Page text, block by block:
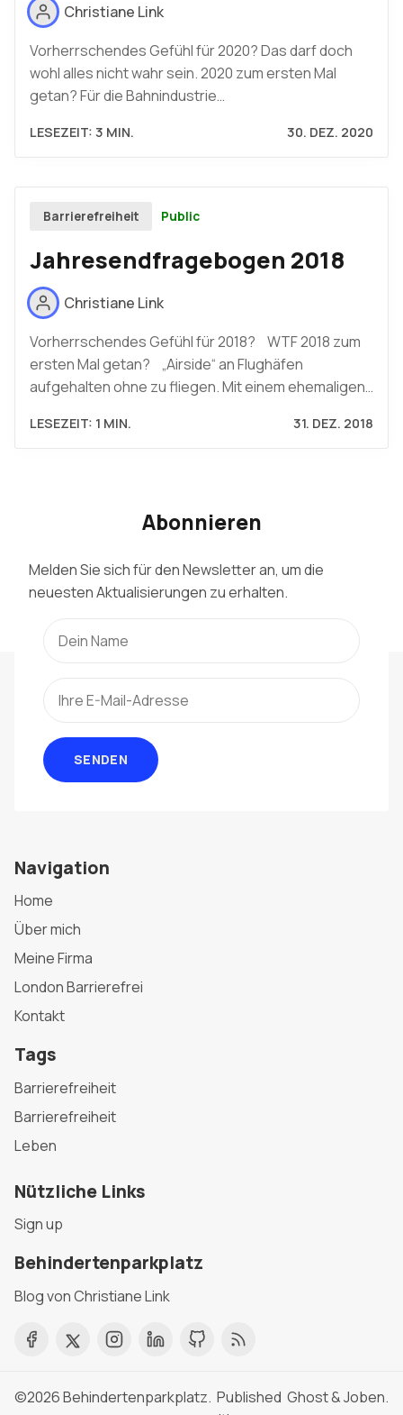
Christiane Link
Vorherrschendes Gefühl für 2020? Das darf doch
wohl alles nicht wahr sein. 2020 zum ersten Mal
getan? Für die Bahnindustrie…
LESEZEIT: 3 MIN. 30. DEZ. 2020
Barrierefreiheit Public
Jahresendfragebogen 2018
Christiane Link
Vorherrschendes Gefühl für 2018? WTF 2018 zum
ersten Mal getan? „Airside“ an Flughäfen
aufgehalten ohne zu fliegen. Mit einem ehemaligen…
LESEZEIT: 1 MIN. 31. DEZ. 2018
Abonnieren
Melden Sie sich für den Newsletter an, um die
neuesten Aktualisierungen zu erhalten.
SENDEN
Navigation
Home
Über mich
Meine Firma
London Barrierefrei
Kontakt
Tags
Barrierefreiheit
Barrierefreiheit
Leben
Nützliche Links
Sign up
Behindertenparkplatz
Blog von Christiane Link
©2026Behindertenparkplatz. Published Ghost&Joben.